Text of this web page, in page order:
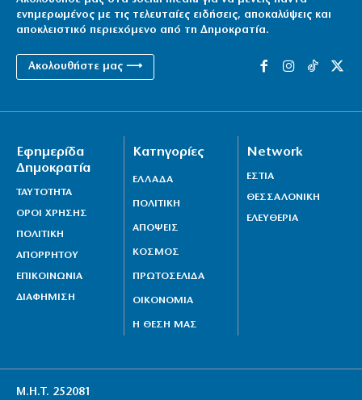
ενημερωμένος με τις τελευταίες ειδήσεις, αποκαλύψεις και
αποκλειστικό περιεχόμενο από τη Δημοκρατία.
Ακολουθήστε μας ⟶
Εφημερίδα
Δημοκρατία
ΤΑΥΤΟΤΗΤΑ
ΟΡΟΙ ΧΡΗΣΗΣ
ΠΟΛΙΤΙΚΗ
ΑΠΟΡΡΗΤΟΥ
ΕΠΙΚΟΙΝΩΝΙΑ
ΔΙΑΦΗΜΙΣΗ
Κατηγορίες
ΕΛΛΑΔΑ
ΠΟΛΙΤΙΚΗ
ΑΠΟΨΕΙΣ
ΚΟΣΜΟΣ
ΠΡΩΤΟΣΕΛΙΔΑ
ΟΙΚΟΝΟΜΙΑ
Η ΘΕΣΗ ΜΑΣ
Network
ΕΣΤΙΑ
ΘΕΣΣΑΛΟΝΙΚΗ
ΕΛΕΥΘΕΡΙΑ
Μ.Η.Τ. 252081